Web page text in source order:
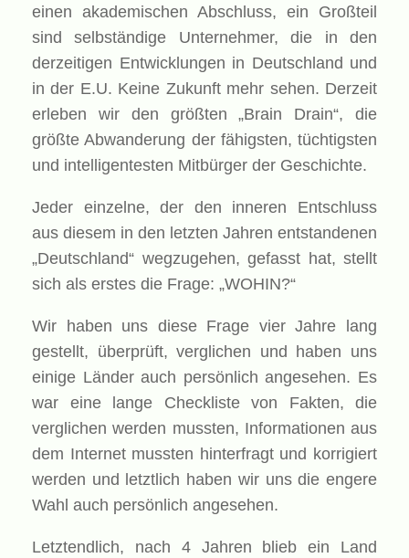
einen akademischen Abschluss, ein Großteil
sind selbständige Unternehmer, die in den
derzeitigen Entwicklungen in Deutschland und
in der E.U. Keine Zukunft mehr sehen. Derzeit
erleben wir den größten „Brain Drain“, die
größte Abwanderung der fähigsten, tüchtigsten
und intelligentesten Mitbürger der Geschichte.
Jeder einzelne, der den inneren Entschluss
aus diesem in den letzten Jahren entstandenen
„Deutschland“ wegzugehen, gefasst hat, stellt
sich als erstes die Frage: „WOHIN?“
Wir haben uns diese Frage vier Jahre lang
gestellt, überprüft, verglichen und haben uns
einige Länder auch persönlich angesehen. Es
war eine lange Checkliste von Fakten, die
verglichen werden mussten, Informationen aus
dem Internet mussten hinterfragt und korrigiert
werden und letztlich haben wir uns die engere
Wahl auch persönlich angesehen.
Letztendlich, nach 4 Jahren blieb ein Land